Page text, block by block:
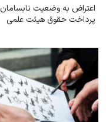
اعتراض به وضعیت نابسامان
پرداخت حقوق هیئت علمی